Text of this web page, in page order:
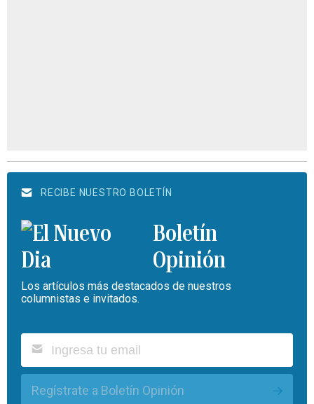
RECIBE NUESTRO BOLETÍN
Boletín
Opinión
Los artículos más destacados de nuestros
columnistas e invitados.
Regístrate a Boletín Opinión